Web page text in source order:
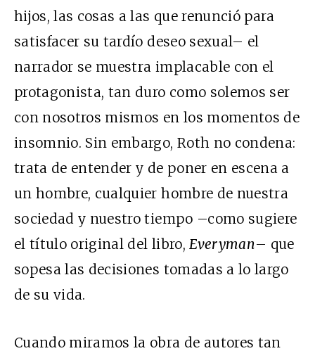
hijos, las cosas a las que renunció para
satisfacer su tardío deseo sexual– el
narrador se muestra implacable con el
protagonista, tan duro como solemos ser
con nosotros mismos en los momentos de
insomnio. Sin embargo, Roth no condena:
trata de entender y de poner en escena a
un hombre, cualquier hombre de nuestra
sociedad y nuestro tiempo –como sugiere
el título original del libro,Everyman– que
sopesa las decisiones tomadas a lo largo
de su vida.
Cuando miramos la obra de autores tan